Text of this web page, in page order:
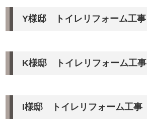
Y様邸 トイレリフォーム工事
K様邸 トイレリフォーム工事
I様邸 トイレリフォーム工事